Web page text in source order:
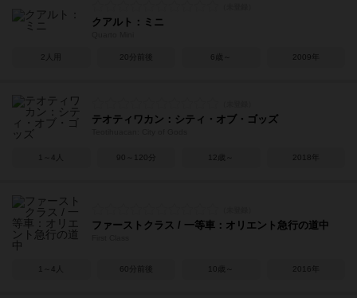
クアルト：ミニ
2人用 20分前後 6歳～ 2009年
テオティワカン：シティ・オブ・ゴッズ
1～4人 90～120分 12歳～ 2018年
ファーストクラス / 一等車：オリエント急行の道中
1～4人 60分前後 10歳～ 2016年